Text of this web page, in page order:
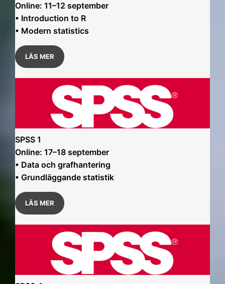
Online: 11–12 september
• Introduction to R
• Modern statistics
LÄS MER
SPSS 1
Online: 17–18 september
• Data och grafhantering
• Grundläggande statistik
LÄS MER